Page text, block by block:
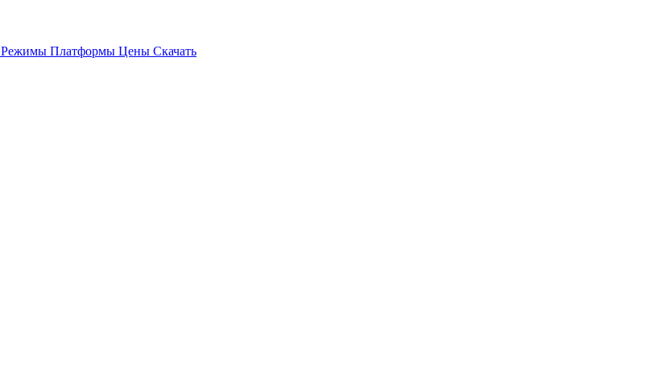
Режимы Платформы Цены Скачать